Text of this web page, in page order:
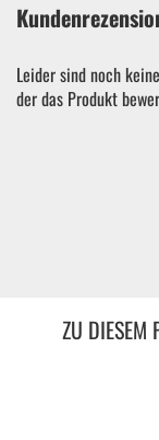
Leider sind noch
der das Produkt
ZU DIESEM